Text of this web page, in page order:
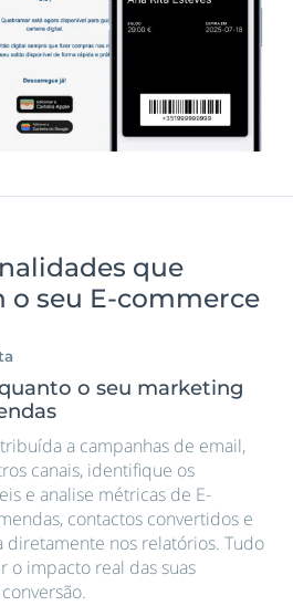
que
seu E-commerce
o seu marketing
a campanhas de email,
canais, identifique os
e analise métricas de E-
contactos convertidos e
nos relatórios. Tudo
o impacto real das suas